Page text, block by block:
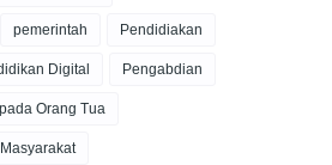
pemerintah Pendidiakan
Digital Pengabdian
Orang Tua